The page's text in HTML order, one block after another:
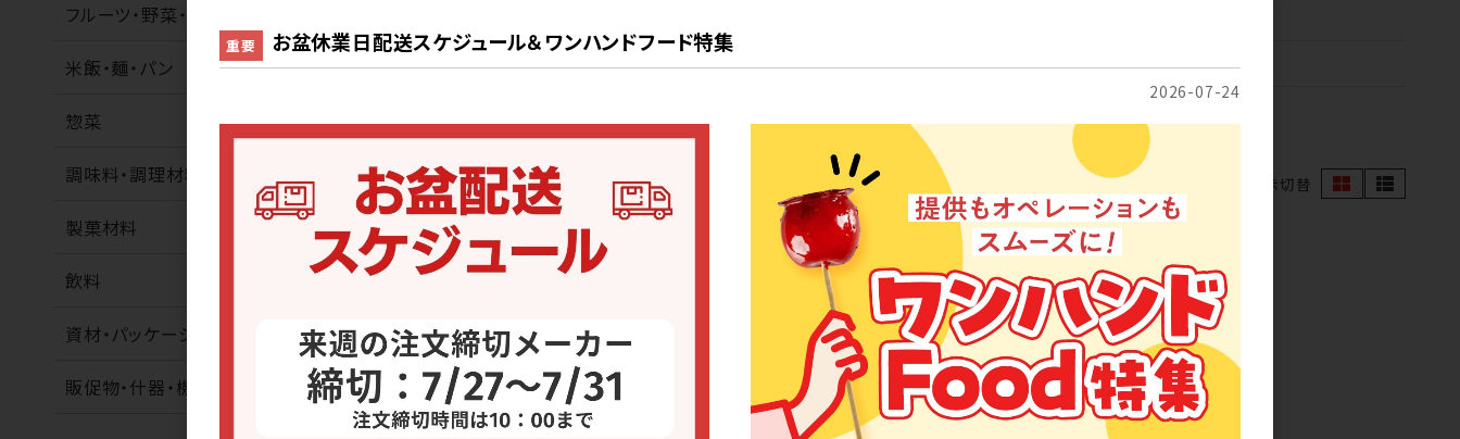
送料：無料
3件中 1〜3件目 表示切替
冷凍 冷凍 冷凍
フルーツ・野菜・ナッツ
米飯・麺・パン
惣菜
調味料・調理材料
製菓材料
飲料
資材・パッケージ
販促物・什器・機械
重要 お盆休業日配送スケジュール＆ワンハンドフード特集
2026-07-24